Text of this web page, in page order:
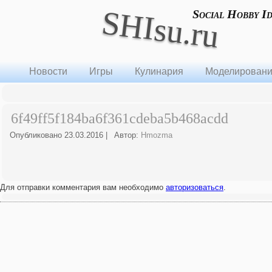
SHIsu.ruSocial Hobby
Новости Игры Кулинария
6f49ff5f184ba6f361cdeba5b468acdd
Опубликовано 23.03.2016 Автор: Hmozma
Для отправки комментария вам необходимо авторизоваться.